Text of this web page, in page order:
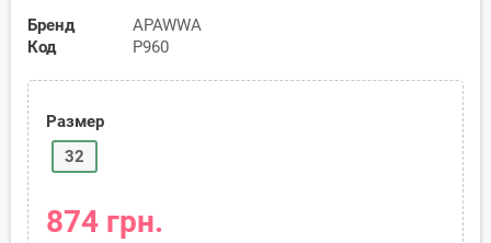
Бренд
APAWWA
Код
P960
Размер
32
874 грн.